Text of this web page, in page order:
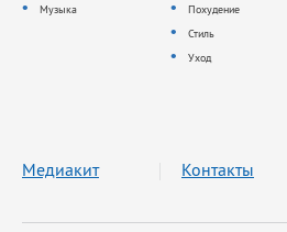
Музыка
Похудение
Стиль
Уход
Медиакит Контакты